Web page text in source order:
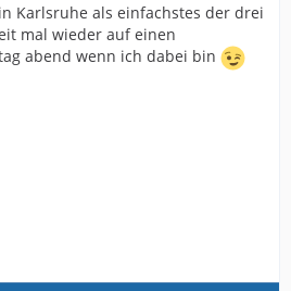
Karlsruhe als einfachstes der drei
mal wieder auf einen
abend wenn ich dabei bin